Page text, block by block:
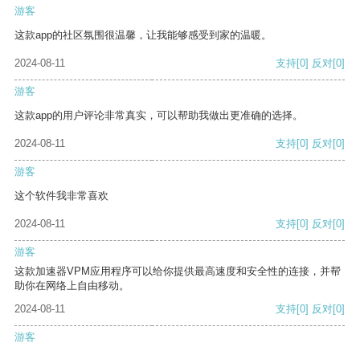
游客
这款app的社区氛围很温馨，让我能够感受到家的温暖。
2024-08-11 支持[0] 反对[0]
游客
这款app的用户评论非常真实，可以帮助我做出更准确的选择。
2024-08-11 支持[0] 反对[0]
游客
这个软件我非常喜欢
2024-08-11 支持[0] 反对[0]
游客
这款加速器VPM应用程序可以给你提供最高速度和安全性的连接，并帮
助你在网络上自由移动。
2024-08-11
支持[0] 反对[0]
游客